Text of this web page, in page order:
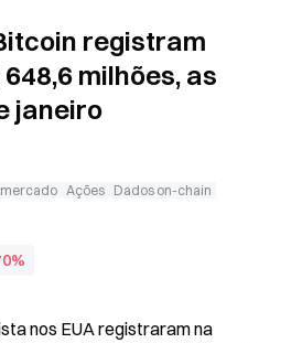
registram
milhões, as
janeiro
Ações Dados on-chain
nos EUA registraram na